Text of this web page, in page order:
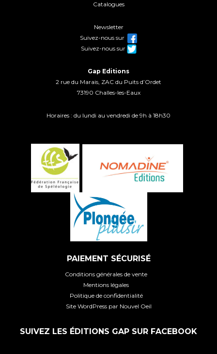
Catalogues
Newsletter
Suivez-nous sur
Suivez-nous sur
Gap Editions
2 rue du Marais, ZAC du Puits d’Ordet
73190 Challes-les-Eaux
Horaires : du lundi au vendredi de 9h à 18h30
PAIEMENT SÉCURISÉ
Conditions générales de vente
Mentions légales
Politique de confidentialité
Site WordPress par Nouvel Oeil
SUIVEZ LES ÉDITIONS GAP SUR FACEBOOK